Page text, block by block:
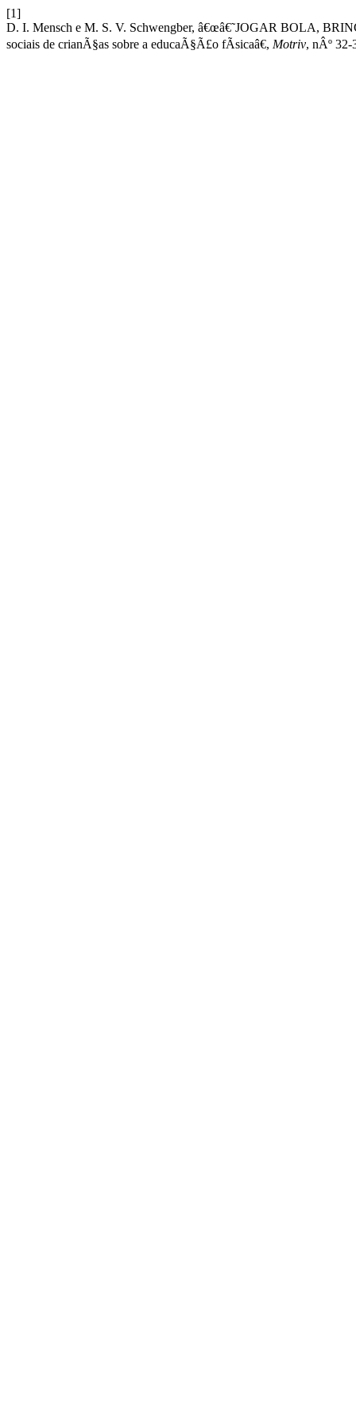
[1]
D. I. Mensch e M. S. V. Schwengber, â€œâ€˜JOGAR BOLA,
sociais de crianÃ§as sobre a educaÃ§Ã£o fÃ­sicaâ€, Motriv, nÂº 32-